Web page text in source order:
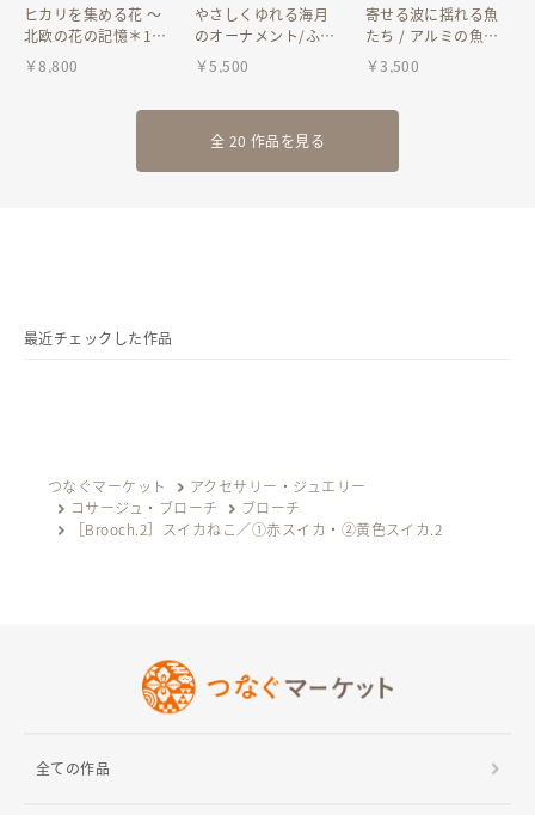
その為、在庫数は1〜3点としております。
⚫︎通常、入金確認後5～10日での発送となりますが、受注生産の為、注
文が重なった場合や材料の入荷状況により、お届けまでの日数が伸びる
場合がございます。
差が生じる場合がございます。予めご了承ください。
⚫︎過度な付属品(紙類など)や飾りなどせずにシンプルな梱包で発送いた
入くださいませ。
サイズ
ヒカリを集める花 〜
北欧の花の記憶＊1の
花〜
￥8,800
やさしくゆれる海月
のオーナメント/ふわ
ふわクラゲと夏の風
￥5,500
寄せる波に揺れる魚
たち / アルミの魚と
まるのモービル(２本
セット)
￥3,500
全 20 作品を見る
最近チェックした作品
つなぐマーケット
アクセサリー・ジュエリー
コサージュ・ブローチ
ブローチ
［Brooch.2］スイカねこ／①赤スイカ・②黄色スイカ.2
全ての作品